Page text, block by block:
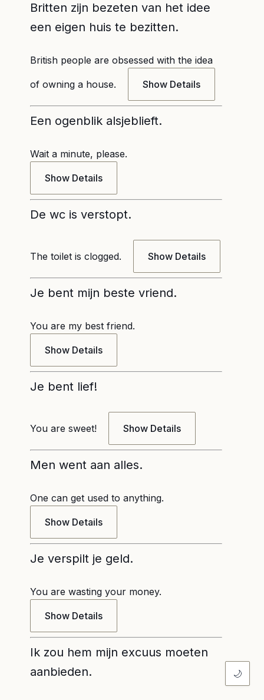
Britten zijn bezeten van het idee
een eigen huis te bezitten.
British people are obsessed with the idea
of owning a house. Show Details
Een ogenblik alsjeblieft.
Wait a minute, please.
Show Details
De wc is verstopt.
The toilet is clogged. Show Details
Je bent mijn beste vriend.
You are my best friend.
Show Details
Je bent lief!
You are sweet! Show Details
Men went aan alles.
One can get used to anything.
Show Details
Je verspilt je geld.
You are wasting your money.
Show Details
Ik zou hem mijn excuus moeten
aanbieden.
🌙